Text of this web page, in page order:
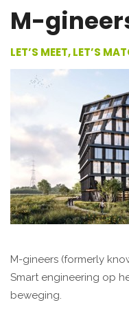
M-
LET’S MEET, LET’S
M-gineers (formerly
Smart engineering op
beweging.